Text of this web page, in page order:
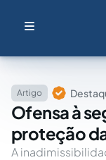
Artigo
Ofensa à
proteção
A